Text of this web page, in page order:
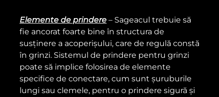
Elemente de prindere – Sageacul trebuie să
fie ancorat foarte bine în structura de
susținere a acoperișului, care de regulă constă
în grinzi. Sistemul de prindere pentru grinzi
poate să implice folosirea de elemente
specifice de conectare, cum sunt șuruburile
lungi sau clemele, pentru o prindere sigură și